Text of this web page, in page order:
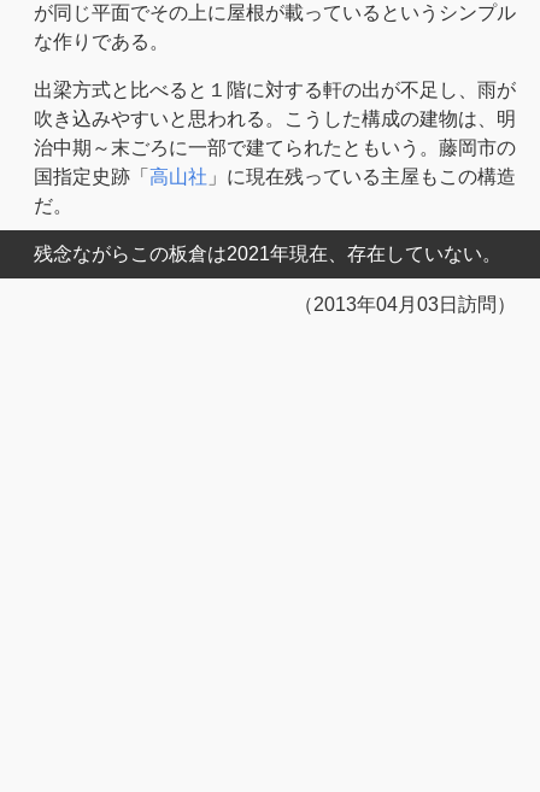
が同じ平面でその上に屋根が載っているというシンプル
な作りである。
出梁方式と比べると１階に対する軒の出が不足し、雨が
吹き込みやすいと思われる。こうした構成の建物は、明
治中期～末ごろに一部で建てられたともいう。藤岡市の
国指定史跡「 高山社 」に現在残っている主屋もこの構造
だ。
残念ながらこの板倉は2021年現在、存在していない。
（2013年04月03日訪問）